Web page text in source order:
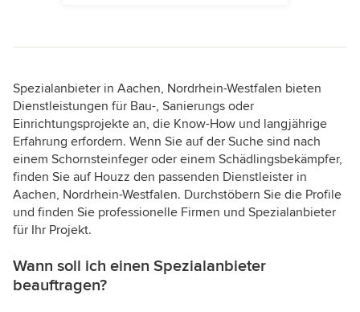
Spezialanbieter in Aachen, Nordrhein-Westfalen bieten
Dienstleistungen für Bau-, Sanierungs oder
Einrichtungsprojekte an, die Know-How und langjährige
Erfahrung erfordern. Wenn Sie auf der Suche sind nach
einem Schornsteinfeger oder einem Schädlingsbekämpfer,
finden Sie auf Houzz den passenden Dienstleister in
Aachen, Nordrhein-Westfalen. Durchstöbern Sie die Profile
und finden Sie professionelle Firmen und Spezialanbieter
für Ihr Projekt.
Wann soll ich einen Spezialanbieter
beauftragen?